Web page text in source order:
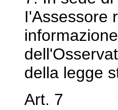
I'Assessore
della legge
Art. 7